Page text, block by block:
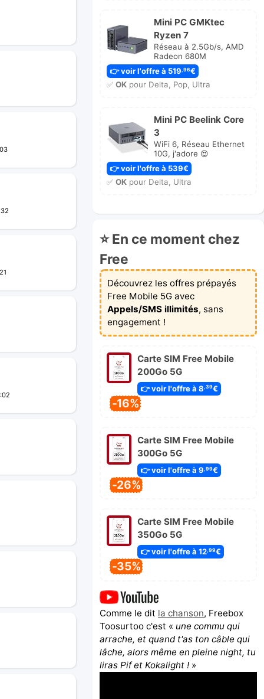
Mini PC GMKtec
Ryzen 7
Réseau à 2.5Gb/s, AMD
Radeon 680M
👉 voir l'offre à 519,96€
✅ OKpour Delta, Pop, Ultra
Mini PC Beelink Core
3
WiFi 6, Réseau Ethernet
10G, j'adore 😍
👉 voir l'offre à 539€
✅ OKpour Delta, Ultra
⭐ En ce moment chez
Free
Découvrez les offres prépayés
Free Mobile 5G avec
Appels/SMS illimités, sans
engagement !
Carte SIM Free Mobile
200Go 5G
👉 voir l'offre à 8,39€
-16%
Carte SIM Free Mobile
300Go 5G
👉 voir l'offre à 9 ,99€
-26%
Carte SIM Free Mobile
350Go 5G
👉 voir l'offre à 12,99€
-35%
Comme le dit la chanson, Freebox
Toosurtoo c'est « une commu qui
arrache, et quand t'as ton câble qui
lâche, alors même en pleine night, tu
liras Pif et Kokalight ! »